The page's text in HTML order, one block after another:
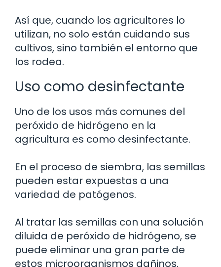
Así que, cuando los agricultores lo
utilizan, no solo están cuidando sus
cultivos, sino también el entorno que
los rodea.
Uso como desinfectante
Uno de los usos más comunes del
peróxido de hidrógeno en la
agricultura es como desinfectante.
En el proceso de siembra, las semillas
pueden estar expuestas a una
variedad de patógenos.
Al tratar las semillas con una solución
diluida de peróxido de hidrógeno, se
puede eliminar una gran parte de
estos microorganismos dañinos.